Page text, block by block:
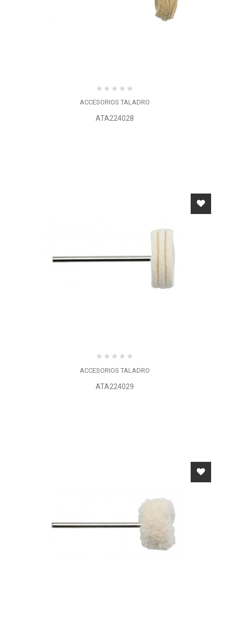
ACCESORIOS TALADRO
ATA224028
ACCESORIOS TALADRO
ATA224029